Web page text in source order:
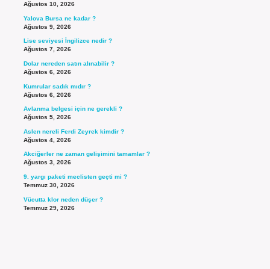
Ağustos 10, 2026
Yalova Bursa ne kadar ?
Ağustos 9, 2026
Lise seviyesi İngilizce nedir ?
Ağustos 7, 2026
Dolar nereden satın alınabilir ?
Ağustos 6, 2026
Kumrular sadık mıdır ?
Ağustos 6, 2026
Avlanma belgesi için ne gerekli ?
Ağustos 5, 2026
Aslen nereli Ferdi Zeyrek kimdir ?
Ağustos 4, 2026
Akciğerler ne zaman gelişimini tamamlar ?
Ağustos 3, 2026
9. yargı paketi meclisten geçti mi ?
Temmuz 30, 2026
Vücutta klor neden düşer ?
Temmuz 29, 2026